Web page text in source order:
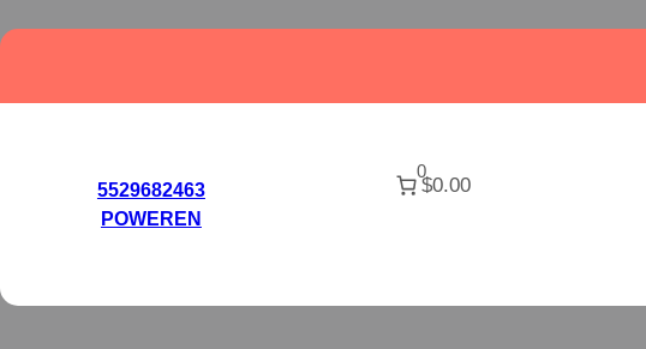
al
5529682463
POWEREN
0
$0.00
CLAVIJA NEMA 3